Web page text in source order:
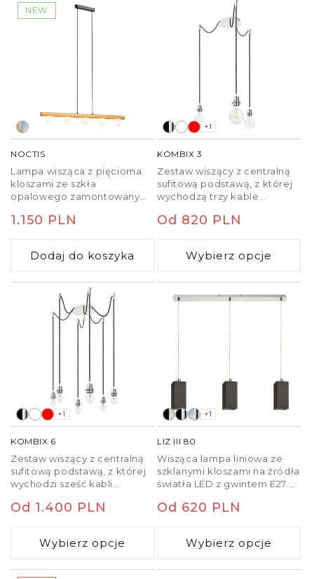
NEW
NOCTIS
Lampa wisząca z pięcioma
kloszami ze szkła
opalowego zamontowanymi
Podstawa sufitowa
Cena
regularna
1.150 PLN
Dodaj do koszyka
+1
KOMBIX 3
Zestaw wiszący z centralną
sufitową podstawą, z której
wychodzą trzy kable
oprawką E27. Kable
umieszczenie ich na suficie
w dowolnej odlegości od
podstawy. Długość kabli 3 m.
Polecane abażury: ARISTA,
DELI, JAKARANDA, DOUBLE
ASPRO 40/30, ASPRO 55/30,
RON 15/20, RON 40/25, RON
55/30, TEMPO 15/30, TEMPO
30/19.
Cena
regularna
Od 820 PLN
Wybierz opcje
+1
KOMBIX 6
Zestaw wiszący z centralną
sufitową podstawą, z której
wychodzi sześć kabli
oprawką E27. Kable
umieszczenie ich na suficie
w dowolnej odlegości od
podstawy. Długość kabli 3 m.
Cena
regularna
Od 1.400 PLN
Wybierz opcje
+1
LIZ III 80
Wisząca lampa liniowa ze
szklanymi kloszami na źródła
światła LED z gwintem E27.
umieszczenia nad stołem
Cena
regularna
Od 620 PLN
Wybierz opcje